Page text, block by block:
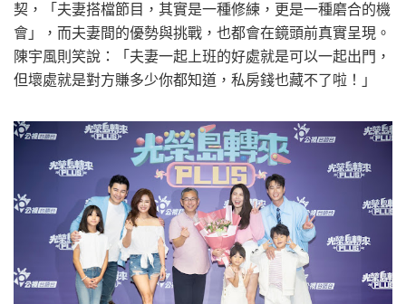
契，「夫妻搭檔節目，其實是一種修練，更是一種磨合的機
會」，而夫妻間的優勢與挑戰，也都會在鏡頭前真實呈現。
陳宇風則笑說：「夫妻一起上班的好處就是可以一起出門，
但壞處就是對方賺多少你都知道，私房錢也藏不了啦！」